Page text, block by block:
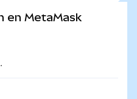
en MetaMask